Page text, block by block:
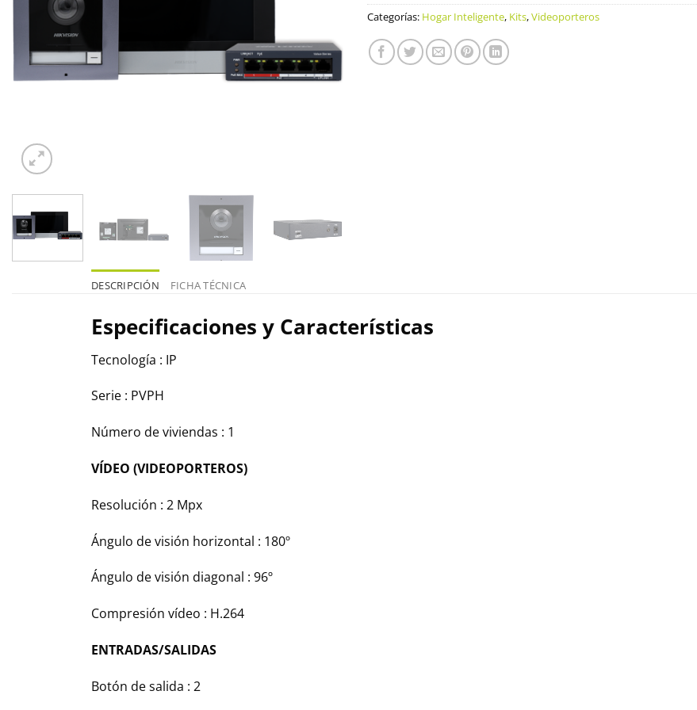
Categorías: Hogar Inteligente, Kits,Videoporteros
DESCRIPCIÓN FICHA TÉCNICA
Especificaciones y Características
Tecnología : IP
Serie : PVPH
Número de viviendas : 1
VÍDEO (VIDEOPORTEROS)
Resolución : 2 Mpx
Ángulo de visión horizontal : 180º
Ángulo de visión diagonal : 96º
Compresión vídeo : H.264
ENTRADAS/SALIDAS
Botón de salida : 2